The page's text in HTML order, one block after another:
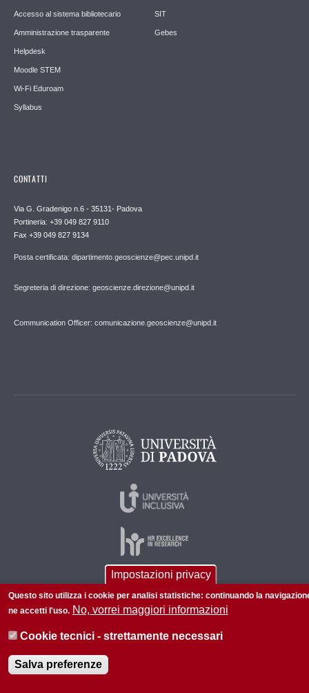
Accesso al sistema bibliotecario
Amministrazione trasparente
Helpdesk
Moodle STEM
Wi-Fi Eduroam
Syllabus
SIT
Gebes
CONTATTI
Via G. Gradenigo n.6 - 35131- Padova
Portineria: +39 049 827 9110
Fax +39 049 827 9134
Posta certificata: dipartimento.geoscienze@pec.unipd.it
Segreteria di direzione: geoscienze.direzione@unipd.it
Communication Officer: comunicazione.geoscienze@unipd.it
© 2026 Università di Padova - Tutti i diritti riservati
Informazioni su questo sito Privacy policy
Impostazioni privacy
Questo sito utilizza i cookie per analisi statistiche: continuando la
ne accetti l'uso. No, vorrei maggiori informazioni
Cookie tecnici - strettamente necessari
Salva preferenze